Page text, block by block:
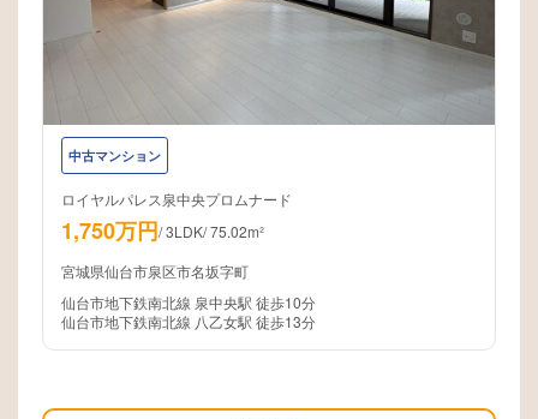
中古マンション
ロイヤルパレス泉中央プロムナード
1,750万円/3LDK/75.02m²
宮城県仙台市泉区市名坂字町
仙台市地下鉄南北線 泉中央駅 徒歩10分
仙台市地下鉄南北線 八乙女駅 徒歩13分